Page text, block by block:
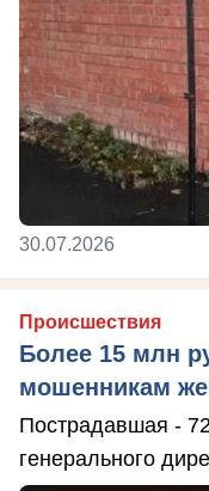
30.07.2026
Происшествия
Более 15 млн
мошенникам
Пострадавшая -
генерального